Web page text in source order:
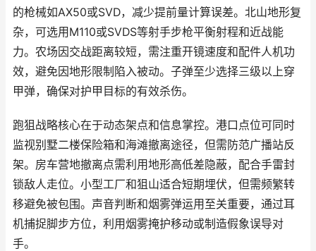
的枪械如AX50或SVD，减少提前量计算误差。北山地形复
杂，可选用M110或SVDS等射手步枪平衡射程和近战能
力。农场因交战距离较短，需注重开镜速度和配件人机功
效，避免因地形限制陷入被动。子弹至少选择三级以上穿
甲弹，确保对护甲目标的有效杀伤。
跑狙战略核心在于动态架点和信息掌控。港口点位可同时
监视别墅二楼保险箱和海滩撤离途径，但需防范广播站反
架。房车营地撤离点需利用地形高低差隐蔽，配合手雷封
锁敌人走位。小型工厂和狙山适合短期埋伏，但需频繁转
移避免被包围。声音判断和烟雾弹运用至关重要，通过耳
机捕捉脚步方位，利用烟雾掩护移动或制造假象误导对
手。